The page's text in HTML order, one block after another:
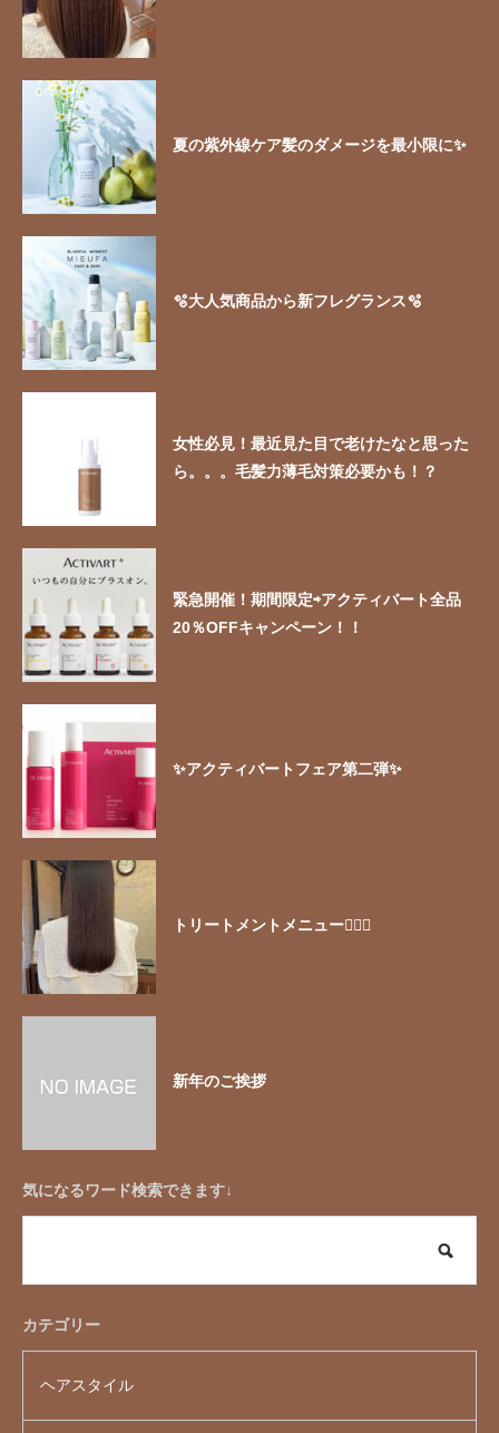
夏の紫外線ケア髪のダメージを最小限に✨
🫧大人気商品から新フレグランス🫧
女性必見！最近見た目で老けたなと思った
ら。。。毛髪力薄毛対策必要かも！？
緊急開催！期間限定⇨アクティバート全品
20％OFFキャンペーン！！
✨アクティバートフェア第二弾✨
トリートメントメニュー🧖🏻‍♀️
新年のご挨拶
気になるワード検索できます↓
カテゴリー
ヘアスタイル